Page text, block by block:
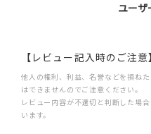
ユーザ
【レビュー記入時のご注意
他人の権利、利益、名誉などを損ね
はできませんのでご注意ください。
レビュー内容が不適切と判断した場
います。